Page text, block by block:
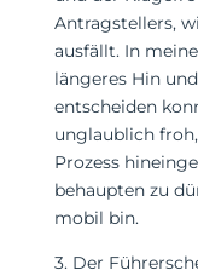
Antragstellers,
ausfällt. In
längeres Hin
entscheiden
unglaublich
Prozess
behaupten zu
mobil bin.
3. Der